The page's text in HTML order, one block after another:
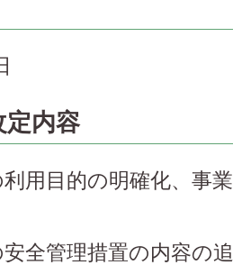
内容
用目的の明確化、事
全管理措置の内容の